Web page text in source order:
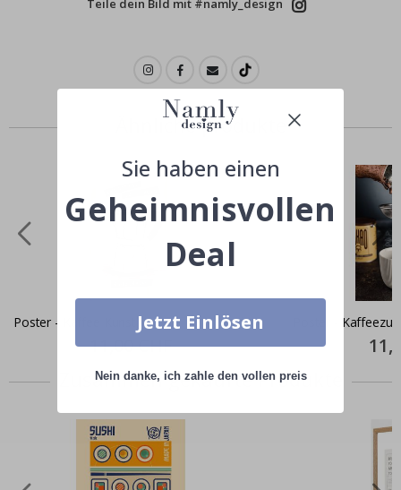
Teile dein Bild mit #namly_design
Ähnliche produkte
Poster - Kaffee Kunst
Price
11,00 CHF
Poster -
Price
Zusammen gekaufte Produkte
Sie haben einen
Geheimnisvollen
Deal
Jetzt Einlösen
Nein danke, ich zahle den vollen preis